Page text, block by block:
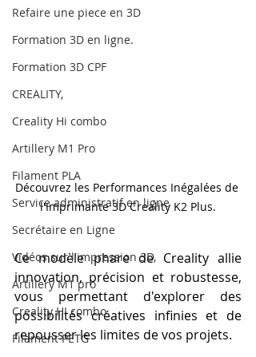
Refaire une piece en 3D
Formation 3D en ligne.
Formation 3D CPF
CREALITY,
Creality Hi combo
Artillery M1 Pro
Filament PLA
Service administratif en ligne
Secrétaire en Ligne
Vidéos sur l'impression 3D,
Artillery M1 pro
Creality HI combo
Filament PETG
Découvrez les Performances Inégalées de
l'Imprimante 3D Creality K2 Plus.
Ce modèle phare de Creality allie
innovation, précision et robustesse,
vous permettant d'explorer des
possibilités créatives infinies et de
repousser les limites de vos projets.